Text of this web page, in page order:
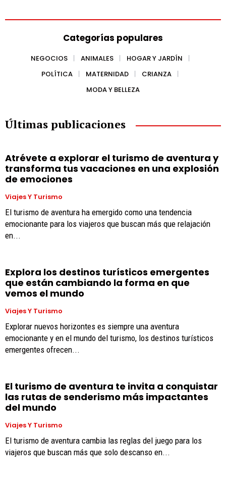
Categorías populares
NEGOCIOS ANIMALES
HOGAR Y JARDÍN
POLÍTICA
MATERNIDAD
CRIANZA
MODA Y BELLEZA
Últimas publicaciones
Atrévete a explorar el turismo de aventura y
transforma tus vacaciones en una explosión
de emociones
Viajes Y Turismo
El turismo de aventura ha emergido como una tendencia
emocionante para los viajeros que buscan más que relajación
en...
Explora los destinos turísticos emergentes
que están cambiando la forma en que
vemos el mundo
Viajes Y Turismo
Explorar nuevos horizontes es siempre una aventura
emocionante y en el mundo del turismo, los destinos turísticos
emergentes ofrecen...
El turismo de aventura te invita a conquistar
las rutas de senderismo más impactantes
del mundo
Viajes Y Turismo
El turismo de aventura cambia las reglas del juego para los
viajeros que buscan más que solo descanso en...